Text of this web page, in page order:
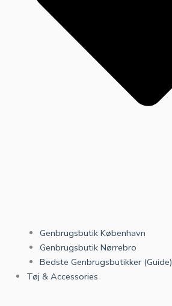
Genbrugsbutik København
Genbrugsbutik Nørrebro
Bedste Genbrugsbutikker (Guide)
Tøj & Accessories